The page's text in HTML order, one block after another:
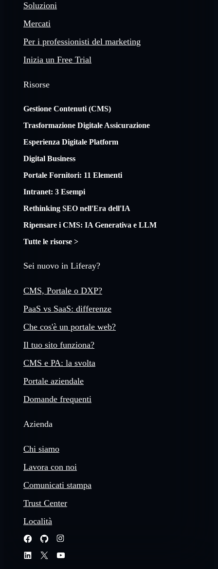
Soluzioni
Mercati
Per i professionisti del marketing
Inizia un Free Trial
Risorse
Gestione Contenuti (CMS)
Trasformazione Digitale Assicurazione
Esperienza Digitale Platform
Digital Business
Portale Fornitori: 11 Elementi
Intranet: 3 Esempi
Rethinking SEO nell'Era dell'IA
Ripensare i CMS: IA Generativa e LLM
Tutte le risorse >
Sei nuovo in Liferay?
CMS, Portale o DXP?
PaaS vs SaaS: differenze
Che cos'è un portale web?
Il tuo sito funziona?
CMS e PA: la svolta
Portale aziendale
Domande frequenti
Azienda
Chi siamo
Lavora con noi
Comunicati stampa
Trust Center
Località